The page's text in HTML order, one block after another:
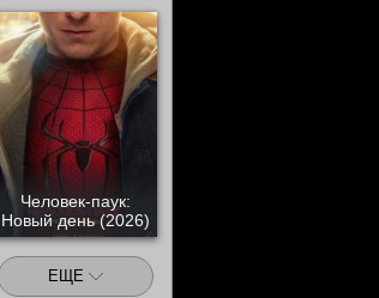
Человек-паук:
Новый день (2026)
ЕЩЕ